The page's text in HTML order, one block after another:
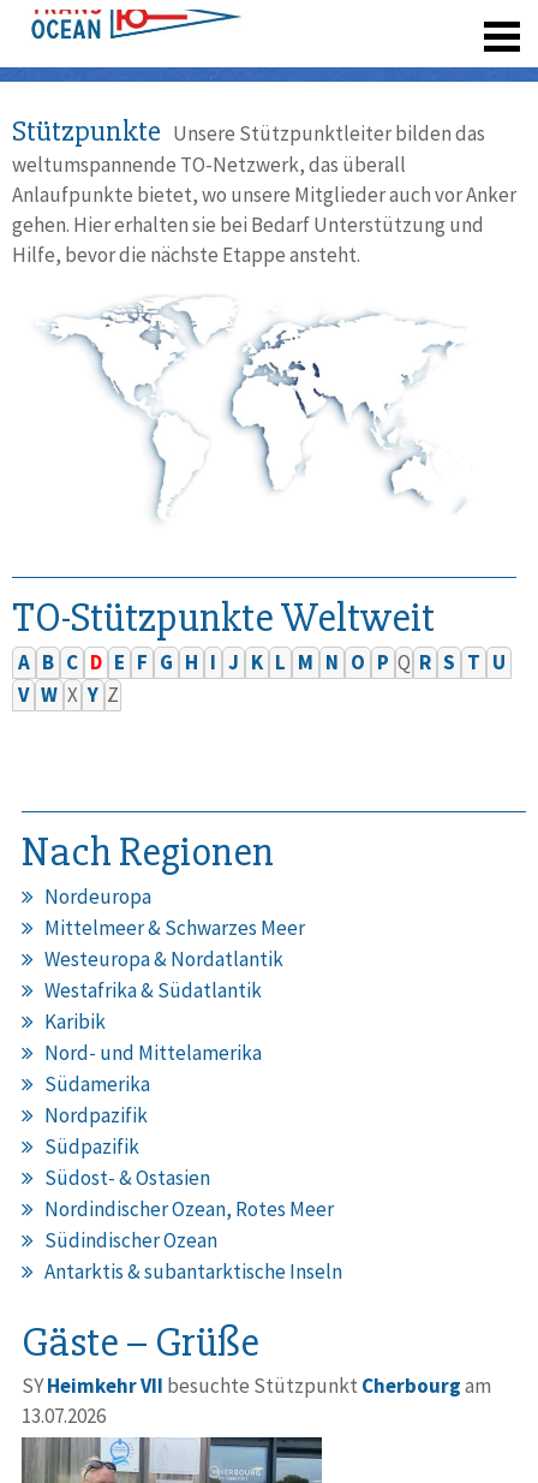
Stützpunkte Unsere Stützpunktleiter bilden das
weltumspannende TO-Netzwerk, das überall
Anlaufpunkte bietet, wo unsere Mitglieder auch vor Anker
gehen. Hier erhalten sie bei Bedarf Unterstützung und
Hilfe, bevor die nächste Etappe ansteht.
TO-Stützpunkte Weltweit
A B C D E F G H I J K L M N O P Q R S T U
V W X Y Z
Nach Regionen
Nordeuropa
Mittelmeer & Schwarzes Meer
Westeuropa & Nordatlantik
Westafrika & Südatlantik
Karibik
Nord- und Mittelamerika
Südamerika
Nordpazifik
Südpazifik
Südost- & Ostasien
Nordindischer Ozean, Rotes Meer
Südindischer Ozean
Antarktis & subantarktische Inseln
Gäste – Grüße
SYHeimkehr VII besuchte Stützpunkt Cherbourgam
13.07.2026